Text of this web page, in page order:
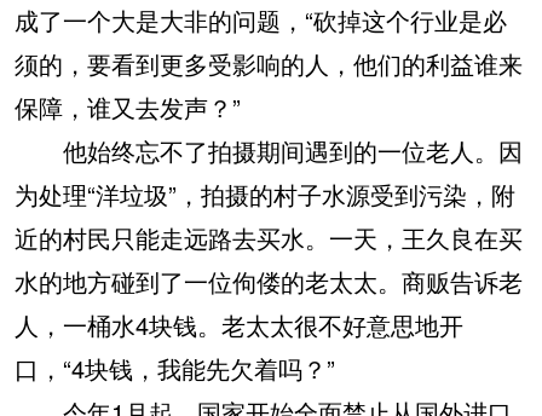
成了一个大是大非的问题，“砍掉这个行业是必
须的，要看到更多受影响的人，他们的利益谁来
保障，谁又去发声？”
他始终忘不了拍摄期间遇到的一位老人。因
为处理“洋垃圾”，拍摄的村子水源受到污染，附
近的村民只能走远路去买水。一天，王久良在买
水的地方碰到了一位佝偻的老太太。商贩告诉老
人，一桶水4块钱。老太太很不好意思地开
口，“4块钱，我能先欠着吗？”